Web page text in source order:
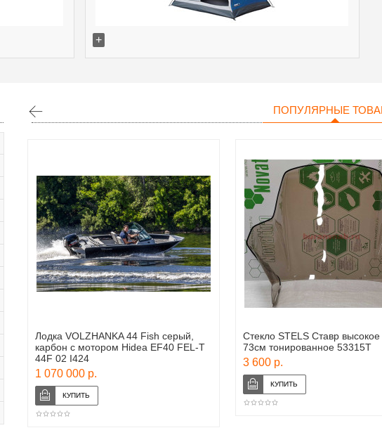
+
ПОПУЛЯРНЫЕ
Лодка VOLZHANKA 44 Fish серый,
карбон с мотором Hidea EF40 FEL-T
44F 02 I424
1 070 000 р.
Стекло STELS Ставр
73см тонированное 53315Т
3 600 р.